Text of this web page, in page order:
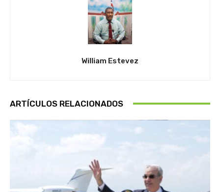
William Estevez
ARTÍCULOS RELACIONADOS